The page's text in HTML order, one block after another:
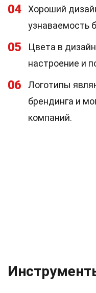
04
Хороший
узнаваемость
05
Цвета в
настроение и
06
Логотипы
брендинга и
компаний.